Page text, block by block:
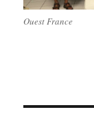
Ouest France